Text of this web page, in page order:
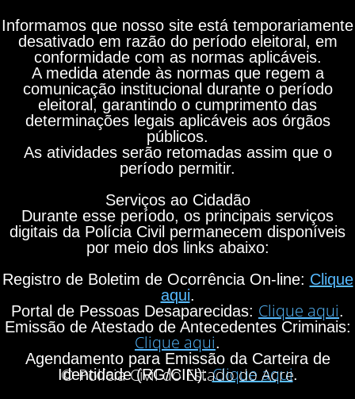
Informamos que nosso site está temporariamente
desativado em razão do período eleitoral, em
conformidade com as normas aplicáveis.
A medida atende às normas que regem a
comunicação institucional durante o período
eleitoral, garantindo o cumprimento das
determinações legais aplicáveis aos órgãos
públicos.
As atividades serão retomadas assim que o
período permitir.
Serviços ao Cidadão
Durante esse período, os principais serviços
digitais da Polícia Civil permanecem disponíveis
por meio dos links abaixo:
Registro de Boletim de Ocorrência On-line: Clique
aqui.
Portal de Pessoas Desaparecidas: Clique aqui.
Emissão de Atestado de Antecedentes Criminais:
Clique aqui.
Agendamento para Emissão da Carteira de
Identidade (RG/CIN):Clique aqui.
© Polícia Civil do Estado do Acre